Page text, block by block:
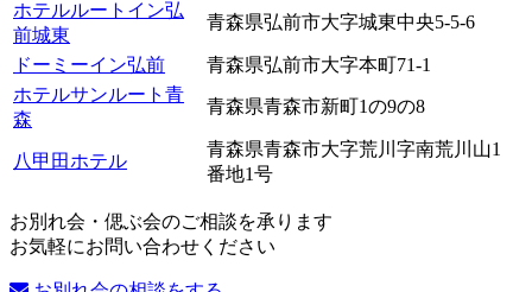
ホテルルートイン弘
前城東
青森県弘前市大字城東中央5-5-6
ドーミーイン弘前
青森県弘前市大字本町71-1
ホテルサンルート青
森
青森県青森市新町1の9の8
八甲田ホテル
青森県青森市大字荒川字南荒川山1
番地1号
お別れ会・偲ぶ会のご相談を承ります
お気軽にお問い合わせください